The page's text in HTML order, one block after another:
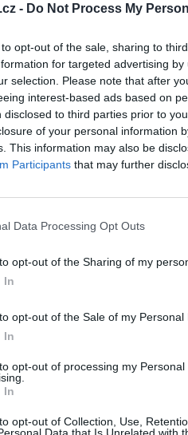
- Do Not Process My
opt-out of the sale, sharing to
for targeted advertising
selection. Please note that after
interest-based ads based on
disclosed to third parties prior to
of your personal information
This information may also be
Participants that may further
Data Processing Opt Outs
opt-out of the Sharing of my
In
opt-out of the Sale of my Personal
In
opt-out of processing my Personal
In
opt-out of Collection, Use,
Data that Is Unrelated with
(foto: SledovaniTV)
fanoušků z celého světa
atmosféře travnatých kurtů.
nabídne tři týdny napínavých
sportovnímu balíčku si
BBC Earth a BBC First,
bez ohledu na
nejodlehlejších koutů planety.
ve které sir David Attenborough
jeho unikátní zvířata i dosud
V programu nebudou chybět
BBC.
z britské dramatické tvorby.
který sleduje osudy
ve viktoriánském Londýně.
seriály i sportovní
ke sportovnímu obsahu a
z produkce BBC. Věříme, že